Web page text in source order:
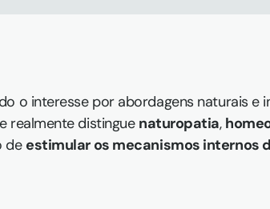
o interesse por abordagens naturais e
realmente distingue naturopatia,
de estimular os mecanismos internos